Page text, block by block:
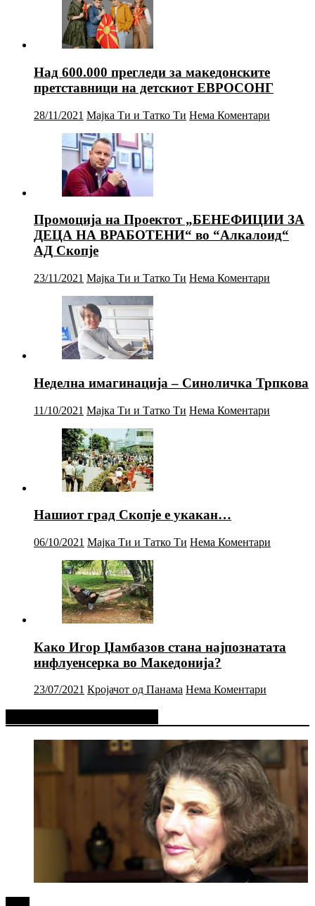
Над 600.000 прегледи за македонските
претставници на детскиот ЕВРОСОНГ
28/11/2021 Мајка Ти и Татко Ти Нема Коментари
Промоција на Проектот „БЕНЕФИЦИИ ЗА
ДЕЦА НА ВРАБОТЕНИ“ во “Алкалоид“
АД Скопје
23/11/2021 Мајка Ти и Татко Ти Нема Коментари
Неделна имагинација – Синоличка Трпкова
11/10/2021 Мајка Ти и Татко Ти Нема Коментари
Нашиот град Скопје е укакан…
06/10/2021 Мајка Ти и Татко Ти Нема Коментари
Како Игор Џамбазов стана најпознатата
инфлуенсерка во Македонија?
23/07/2021 Кројачот од Панама Нема Коментари